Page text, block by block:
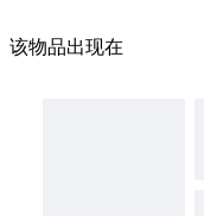
该物品出现在